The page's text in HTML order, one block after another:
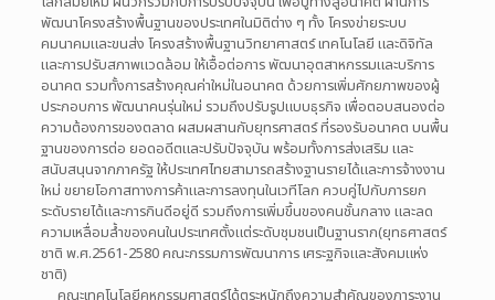
พัฒนาโครงสร้างพื้นฐานของประเทศในมิติต่าง ๆ ทั้ง โครงข่ายระบบ
คมนาคมและขนส่ง โครงสร้างพื้นฐานวิทยาศาสตร์ เทคโนโลยี และดิจิทัล
และการปรับสภาพแวดล้อม ให้เอื้อต่อการ พัฒนาอุตสาหกรรมและบริการ
อนาคต รวมทั้งการสร้างคุณค่าใหม่ในอนาคต ด้วยการเพิ่มศักยภาพของผู้
ประกอบการ พัฒนาคนรุ่นใหม่ รวมถึงปรับรูปแบบธุรกิจ เพื่อตอบสนองต่อ
ความต้องการของตลาด ผสมผสานกับยุทรศาสตร์ ที่รองรับอนาคต บนพื้น
ฐานของการต่อ ยอดอดีตและปรับปัจจุบัน พร้อมทั้งการส่งเสริม และ
สนับสนุนจากภาครัฐ ให้ประเทศไทยสามารถสร้างฐานรายได้และการจ้างงาน
ใหม่ ขยายโอกาสทางการค้าและการลงทุนในเวทีโลก ควบคู่ไปกับภารยก
ระดับรายได้และการกินดีอยู่ดี รวมถึงการเพิ่มขึ้นของคนชั้นกลาง และลด
ความเหลื่อมล้ำของคนในประเทศตั้งแต่ระดับชุมชนเป็นฐานราก(ยุทธศาสตร์
ชาติ พ.ศ.2561-2580 คณะกรรมการพัฒนาการ เศระฐกิจและสังคมแห่ง
ชาติ)
คณะเทคโนโลยีคหกรรมศาสตร์ได้ตระหนักถึงความสำคัญของภาระงาน